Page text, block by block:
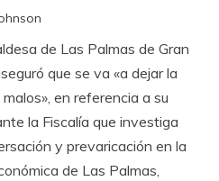
de Las Palmas de Gran
que se va «a dejar la
en referencia a su
la Fiscalía que investiga
y prevaricación en la
de Las Palmas,